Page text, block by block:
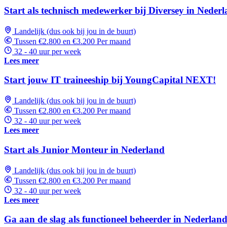
Start als technisch medewerker bij Diversey in
Landelijk (dus ook bij jou in de buurt)
Tussen €2.800 en €3.200 Per maand
32 - 40 uur per week
Lees meer
Start jouw IT traineeship bij YoungCapital NEXT!
Landelijk (dus ook bij jou in de buurt)
Tussen €2.800 en €3.200 Per maand
32 - 40 uur per week
Lees meer
Start als Junior Monteur in Nederland
Landelijk (dus ook bij jou in de buurt)
Tussen €2.800 en €3.200 Per maand
32 - 40 uur per week
Lees meer
Ga aan de slag als functioneel beheerder in